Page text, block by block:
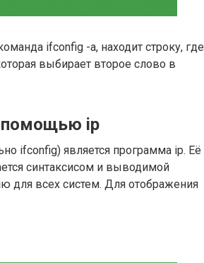
ifconfig -a, находит строку, где
выбирает второе слово в
помощью ip
ifconfig) является программа ip. Её
синтаксисом и выводимой
для всех систем. Для отображения